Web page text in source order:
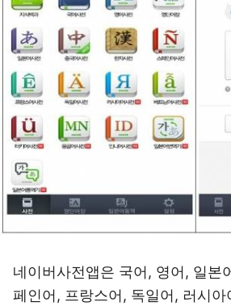
네이버사전앱은 국어, 영어, 일본
페인어, 프랑스어, 독일어, 러시아